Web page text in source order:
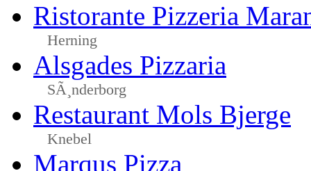
Ristorante Pizzeria
Herning
Alsgades Pizzaria
SÃ¸nderborg
Restaurant Mols Bjerge
Knebel
Marqus Pizza